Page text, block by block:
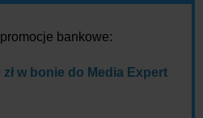
bankowe:
zł w bonie do Media Expert